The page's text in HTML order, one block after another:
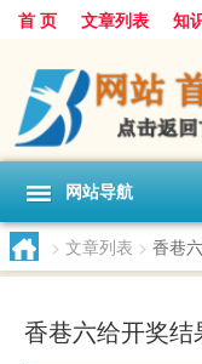
首 页 文章列表 知
网站导航
> 文章列表 > 香巷
香巷六给开奖